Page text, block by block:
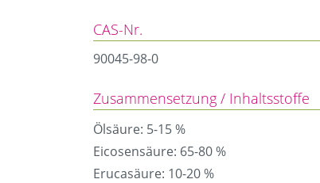
CAS-Nr.
90045-98-0
Zusammensetzung / Inhaltsstoffe
Ölsäure: 5-15 %
Eicosensäure: 65-80 %
Erucasäure: 10-20 %